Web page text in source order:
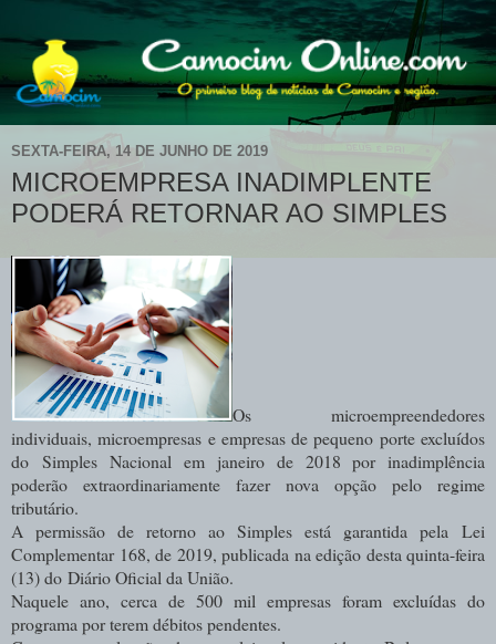
SEXTA-FEIRA, 14 DE JUNHO DE 2019
MICROEMPRESA INADIMPLENTE
PODERÁ RETORNAR AO SIMPLES
Os microempreendedores
individuais, microempresas e empresas de pequeno porte excluídos
do Simples Nacional em janeiro de 2018 por inadimplência
poderão extraordinariamente fazer nova opção pelo regime
tributário.
A permissão de retorno ao Simples está garantida pela Lei
Complementar 168, de 2019, publicada na edição desta quinta-feira
(13) do Diário Oficial da União.
Naquele ano, cerca de 500 mil empresas foram excluídas do
programa por terem débitos pendentes.